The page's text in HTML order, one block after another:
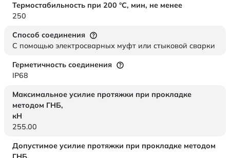
Термостабильность при 200 °С, мин, не менее
250
Способ соединения
С помощью электросварных муфт или стыковой сварки
Герметичность соединения
IP68
Максимальное усилие протяжки при прокладке
методом ГНБ,
кН
255.00
Допустимое усилие протяжки при прокладке методом